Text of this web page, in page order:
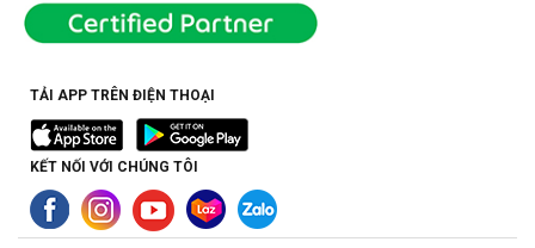
TẢI APP TRÊN ĐIỆN THOẠI
KẾT NỐI VỚI CHÚNG TÔI